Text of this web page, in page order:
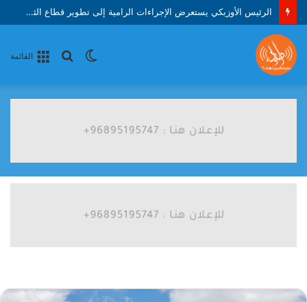
الرئيس الأوزبكي يستعرض الإجراءات الرامية إلى تطوير قطاع الثروة الحيوانية والدواجن
القائمة
بحث الوضع